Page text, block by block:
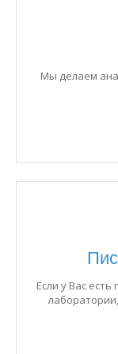
Мы делаем
Если у Вас